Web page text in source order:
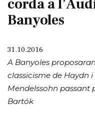
corda a
Banyoles
31.10.2016
A Banyoles
classicisme de Haydn
Mendelssohn
Bartók